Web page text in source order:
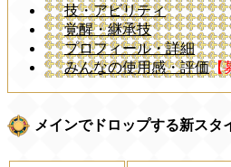
技・アビリティ
覚醒・継承技
プロフィール・詳細
みんなの使用感・評価【
メインでドロップする新スタ